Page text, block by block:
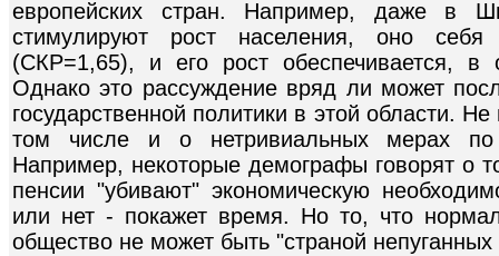
европейских стран. Например, даже в
стимулируют рост населения, оно
(СКР=1,65), и его рост обеспечивается, в
Однако это рассуждение вряд ли может
государственной политики в этой области.
том числе и о нетривиальных мерах по
Например, некоторые демографы говорят о
пенсии "убивают" экономическую
или нет - покажет время. Но то, что
общество не может быть "страной